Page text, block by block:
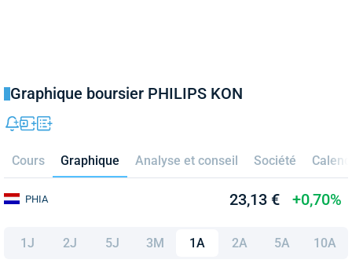
Graphique boursier PHILIPS KON
Cours Graphique Analyse et conseil Société
PHIA 23,13 € +0,70%
1J 2J 5J 3M 1A 2A 5A 10A